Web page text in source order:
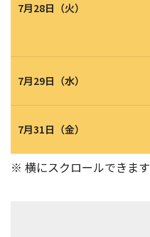
7月28日（火）
7月29日（水）
7月31日（金）
※ 横にスクロールできます